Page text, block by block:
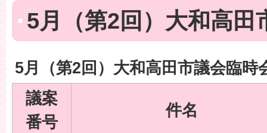
5月（第2回）大和高田
5月（第2回）大和高田市議会臨時
議案
番号
件名